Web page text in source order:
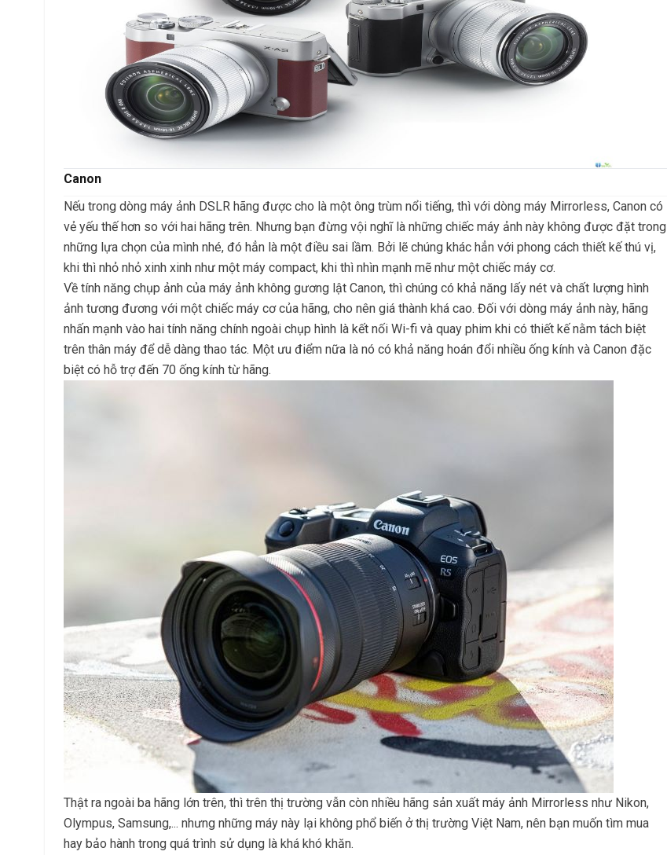
Canon
Nếu trong dòng máy ảnh DSLR hãng được cho là một ông trùm nổi tiếng, thì với dòng máy Mirrorless, Canon có
vẻ yếu thế hơn so với hai hãng trên. Nhưng bạn đừng vội nghĩ là những chiếc máy ảnh này không được đặt trong
những lựa chọn của mình nhé, đó hẳn là một điều sai lầm. Bởi lẽ chúng khác hẳn với phong cách thiết kế thú vị,
khi thì nhỏ nhỏ xinh xinh như một máy compact, khi thì nhìn mạnh mẽ như một chiếc máy cơ.
Về tính năng chụp ảnh của máy ảnh không gương lật Canon, thì chúng có khả năng lấy nét và chất lượng hình
ảnh tương đương với một chiếc máy cơ của hãng, cho nên giá thành khá cao. Đối với dòng máy ảnh này, hãng
nhấn mạnh vào hai tính năng chính ngoài chụp hình là kết nối Wi-fi và quay phim khi có thiết kế nằm tách biệt
trên thân máy để dễ dàng thao tác. Một ưu điểm nữa là nó có khả năng hoán đổi nhiều ống kính và Canon đặc
biệt có hỗ trợ đến 70 ống kính từ hãng.
Thật ra ngoài ba hãng lớn trên, thì trên thị trường vẫn còn nhiều hãng sản xuất máy ảnh Mirrorless như Nikon,
Olympus, Samsung,... nhưng những máy này lại không phổ biến ở thị trường Việt Nam, nên bạn muốn tìm mua
hay bảo hành trong quá trình sử dụng là khá khó khăn.